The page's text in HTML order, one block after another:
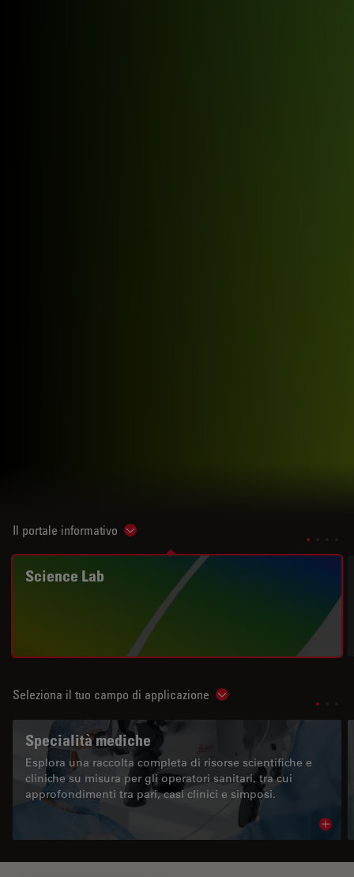
Il portale informativo Show subnavigation
Science Lab
Seleziona il tuo campo di applicazione Show subnavigation
Specialità mediche
Esplora una raccolta completa di risorse scientifiche e
cliniche su misura per gli operatori sanitari, tra cui
approfondimenti tra pari, casi clinici e simposi.